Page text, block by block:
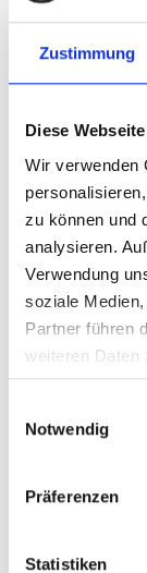
Zustimmung
Diese
Wir verwenden
zu können und
analysieren.
Verwendung
soziale
Partner führen
weiteren Daten
haben oder die
werden auch
unserem
Notwendig
Präferenzen
Statistiken